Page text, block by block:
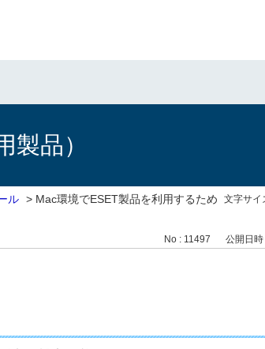
品）
文字サイ
ル > Mac環境でESET製品を利用するため
No : 11497 公開日